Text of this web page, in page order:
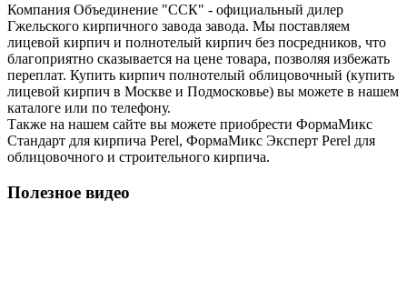
Компания Объединение "ССК" - официальный дилер
Гжельского кирпичного завода завода. Мы поставляем
лицевой кирпич и полнотелый кирпич без посредников, что
благоприятно сказывается на цене товара, позволяя избежать
переплат. Купить кирпич полнотелый облицовочный (купить
лицевой кирпич в Москве и Подмосковье) вы можете в нашем
каталоге или по телефону.
Также на нашем сайте вы можете приобрести ФормаМикс
Стандарт для кирпича Perel, ФормаМикс Эксперт Perel для
облицовочного и строительного кирпича.
Полезное видео